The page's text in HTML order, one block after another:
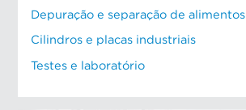
Depuração e separação de alimentos
Cilindros e placas industriais
Testes e laboratório